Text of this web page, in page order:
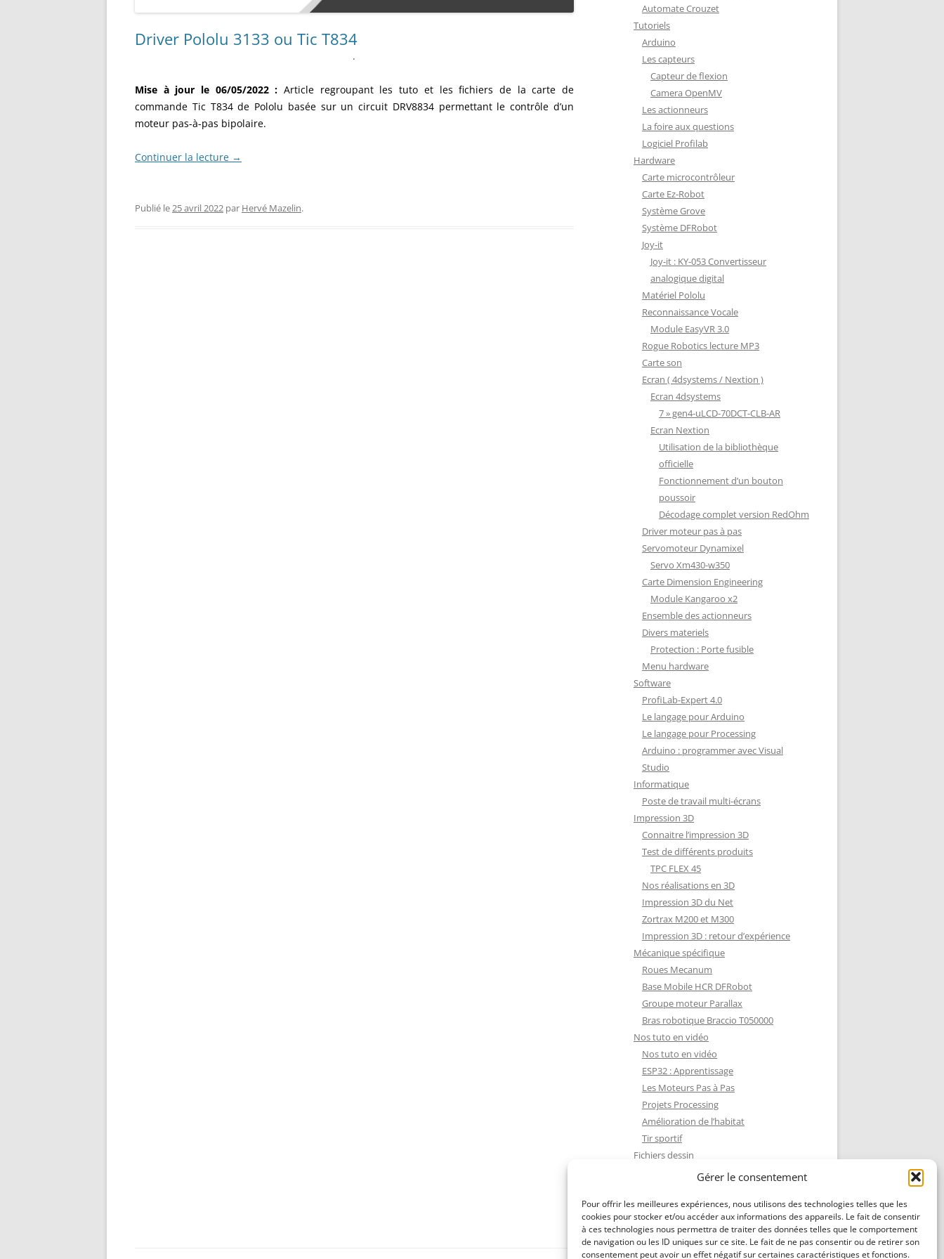
Gérer le consentement
Pour offrir les meilleures expériences, nous utilisons des technologies telles que les
cookies pour stocker et/ou accéder aux informations des appareils. Le fait de consentir
à ces technologies nous permettra de traiter des données telles que le comportement
de navigation ou les ID uniques sur ce site. Le fait de ne pas consentir ou de retirer son
consentement peut avoir un effet négatif sur certaines caractéristiques et fonctions.
ENSEMBLE DES ACTIONNEURS
PROTECTION : PORTE FUSIBLE
Driver Pololu 3133 ou Tic T834
.
Mise à jour le 06/05/2022 :Article regroupant les tuto et les fichiers de la carte de
commande Tic T834 de Pololu basée sur un circuit DRV8834 permettant le contrôle d’un
moteur pas-à-pas bipolaire.
Continuer la lecture →
Publié le25 avril 2022 par Hervé Mazelin.
Automate Crouzet
Tutoriels
Arduino
Les capteurs
Capteur de flexion
Camera OpenMV
Les actionneurs
La foire aux questions
Logiciel Profilab
Hardware
Carte microcontrôleur
Carte Ez-Robot
Système Grove
Système DFRobot
Joy-it
Joy-it : KY-053 Convertisseur
analogique digital
Matériel Pololu
Reconnaissance Vocale
Module EasyVR 3.0
Rogue Robotics lecture MP3
Carte son
Ecran ( 4dsystems / Nextion )
Ecran 4dsystems
7 » gen4-uLCD-70DCT-CLB-AR
Ecran Nextion
Utilisation de la bibliothèque
officielle
Fonctionnement d’un bouton
poussoir
Décodage complet version RedOhm
Driver moteur pas à pas
Servomoteur Dynamixel
Servo Xm430-w350
Carte Dimension Engineering
Module Kangaroo x2
Ensemble des actionneurs
Divers materiels
Protection : Porte fusible
Menu hardware
Software
ProfiLab-Expert 4.0
Le langage pour Arduino
Le langage pour Processing
Arduino : programmer avec Visual
Studio
Informatique
Poste de travail multi-écrans
Impression 3D
Connaitre l’impression 3D
Test de différents produits
TPC FLEX 45
Nos réalisations en 3D
Impression 3D du Net
Zortrax M200 et M300
Impression 3D : retour d’expérience
Mécanique spécifique
Roues Mecanum
Base Mobile HCR DFRobot
Groupe moteur Parallax
Bras robotique Braccio T050000
Nos tuto en vidéo
Nos tuto en vidéo
ESP32 : Apprentissage
Les Moteurs Pas à Pas
Projets Processing
Amélioration de l’habitat
Tir sportif
Fichiers dessin
Fichiers dessin